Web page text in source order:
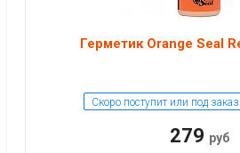
Герметик Orange Seal
Скоро поступит или под заказ
279 руб